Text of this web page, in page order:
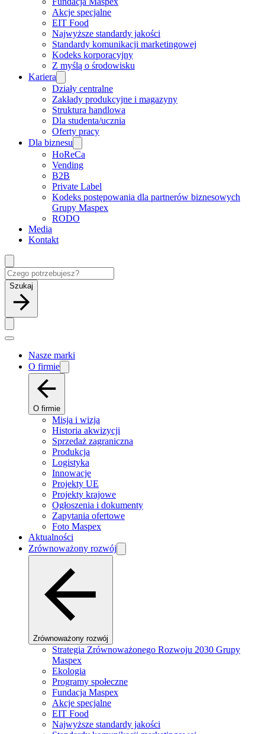
Akcje specjalne
EIT Food
Najwyższe standardy jakości
Standardy komunikacji marketingowej
Kodeks korporacyjny
Z myślą o środowisku
Kariera
Działy centralne
Zakłady produkcyjne i magazyny
Struktura handlowa
Dla studenta/ucznia
Oferty pracy
Dla biznesu
HoReCa
Vending
B2B
Private Label
Kodeks postępowania dla partnerów biznesowych
Grupy Maspex
RODO
Media
Kontakt
Szukaj
Nasze marki
O firmie
O firmie
Misja i wizja
Historia akwizycji
Sprzedaż zagraniczna
Produkcja
Logistyka
Innowacje
Projekty UE
Projekty krajowe
Ogłoszenia i dokumenty
Zapytania ofertowe
Foto Maspex
Aktualności
Zrównoważony rozwój
Zrównoważony rozwój
Strategia Zrównoważonego Rozwoju 2030 Grupy
Maspex
Ekologia
Programy społeczne
Fundacja Maspex
Akcje specjalne
EIT Food
Najwyższe standardy jakości